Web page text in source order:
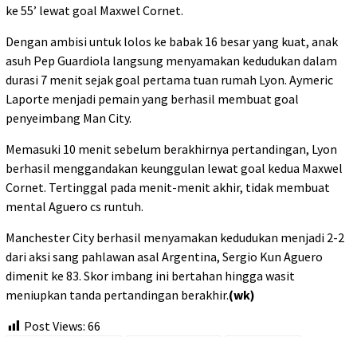
ke 55’ lewat goal Maxwel Cornet.
Dengan ambisi untuk lolos ke babak 16 besar yang kuat, anak
asuh Pep Guardiola langsung menyamakan kedudukan dalam
durasi 7 menit sejak goal pertama tuan rumah Lyon. Aymeric
Laporte menjadi pemain yang berhasil membuat goal
penyeimbang Man City.
Memasuki 10 menit sebelum berakhirnya pertandingan, Lyon
berhasil menggandakan keunggulan lewat goal kedua Maxwel
Cornet. Tertinggal pada menit-menit akhir, tidak membuat
mental Aguero cs runtuh.
Manchester City berhasil menyamakan kedudukan menjadi 2-2
dari aksi sang pahlawan asal Argentina, Sergio Kun Aguero
dimenit ke 83. Skor imbang ini bertahan hingga wasit
meniupkan tanda pertandingan berakhir.(wk)
Post Views: 66